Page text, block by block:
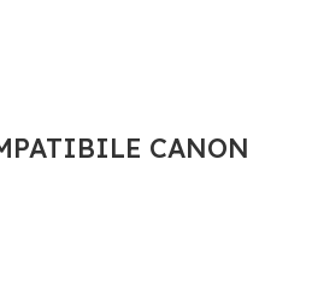
CANON